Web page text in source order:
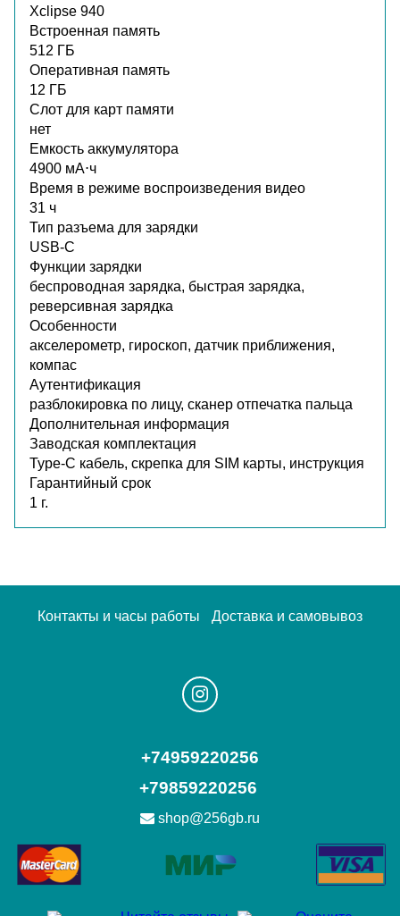
Xclipse 940
Встроенная память
512 ГБ
Оперативная память
12 ГБ
Слот для карт памяти
нет
Емкость аккумулятора
4900 мА⋅ч
Время в режиме воспроизведения видео
31 ч
Тип разъема для зарядки
USB-C
Функции зарядки
беспроводная зарядка, быстрая зарядка,
реверсивная зарядка
Особенности
акселерометр, гироскоп, датчик приближения,
компас
Аутентификация
разблокировка по лицу, сканер отпечатка пальца
Дополнительная информация
Заводская комплектация
Type-C кабель, скрепка для SIM карты, инструкция
Гарантийный срок
1 г.
Контакты и часы работы Доставка и самовывоз
+74959220256
+79859220256
shop@256gb.ru